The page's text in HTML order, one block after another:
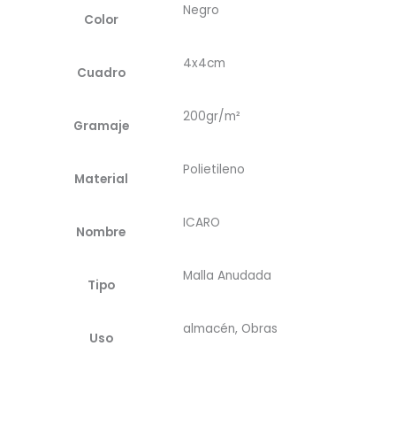
Color
Negro
Cuadro
4x4cm
Gramaje
200gr/m²
Material
Polietileno
Nombre
ICARO
Tipo
Malla Anudada
Uso
almacén, Obras